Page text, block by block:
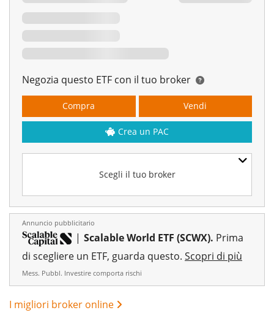
Negozia questo ETF con il tuo broker
Scegli il tuo broker
Compra Vendi
Crea un PAC
Annuncio pubblicitario
| Scalable World ETF (SCWX). Prima
di scegliere un ETF, guarda questo. Scopri di più
Mess. Pubbl. Investire comporta rischi
I migliori broker online